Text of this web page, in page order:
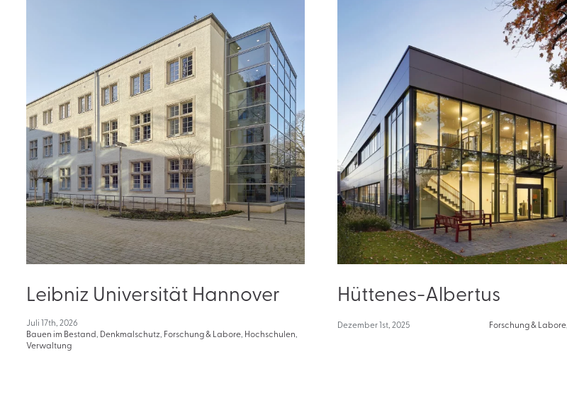
Leibniz Universität Hannover
Juli 17th, 2026
Bauen im Bestand Denkmalschutz Forschung & Labore Hochschulen
Verwaltung
Hüttenes-Albertus
Dezember 1st, 2025 Forschung & Labore